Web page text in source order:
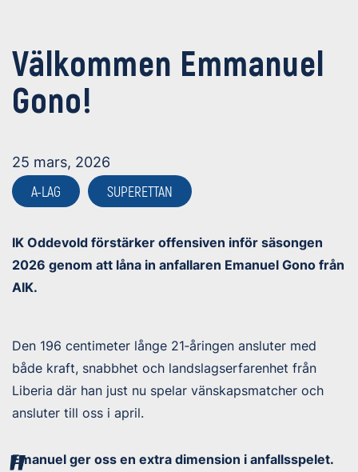
Välkommen Emmanuel
Gono!
25 mars, 2026
A-LAG SUPERETTAN
IK Oddevold förstärker offensiven inför säsongen
2026 genom att låna in anfallaren Emanuel Gono från
AIK.
Den 196 centimeter långe 21‑åringen ansluter med
både kraft, snabbhet och landslagserfarenhet från
Liberia där han just nu spelar vänskapsmatcher och
ansluter till oss i april.
Emanuel ger oss en extra dimension i anfallsspelet.